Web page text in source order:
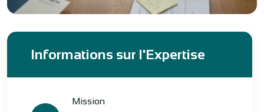
Informations sur l'Expertise
Mission